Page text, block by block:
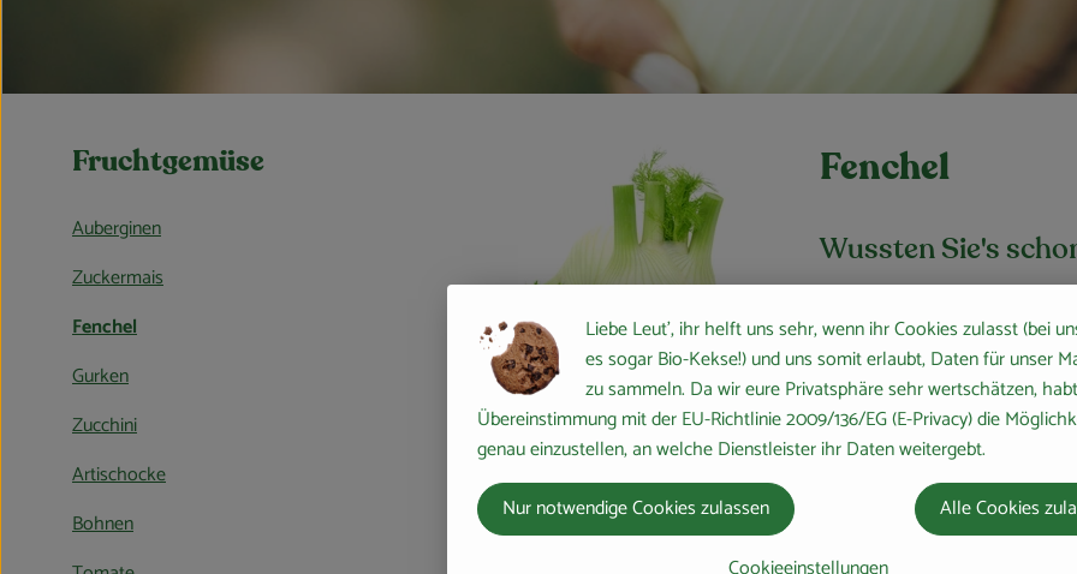
Fruchtgemüse
Auberginen
Zuckermais
Fenchel
Gurken
Zucchini
Artischocke
Bohnen
Fenchel
Wussten Sie's
Fenchelfrüchte sind die
Darmbeschwerden.
Wo kommt's her?
Schon bei den alten Griechen
der gute Ruf hielt über die
Der Fenchel wird als
Liebe Leut', ihr helft uns sehr, wenn ihr Cookies zulasst (bei
es sogar Bio-Kekse!) und uns somit erlaubt, Daten für unser
zu sammeln. Da wir eure Privatsphäre sehr wertschätzen,
Übereinstimmung mit der EU-Richtlinie 2009/136/EG (E-Privacy) die
genau einzustellen, an welche Dienstleister ihr Daten weitergebt.
Nur notwendige Cookies zulassen Alle Cookies